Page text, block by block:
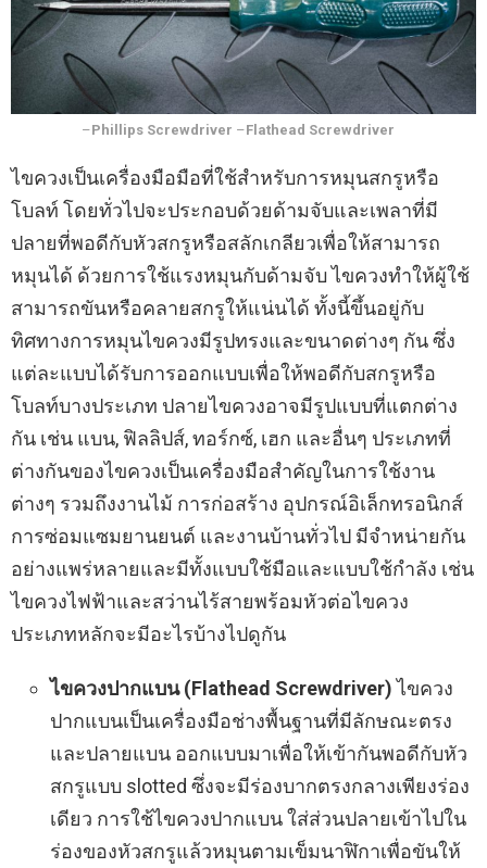
–Phillips Screwdriver –Flathead Screwdriver
ไขควงเป็นเครื่องมือมือที่ใช้สำหรับการหมุนสกรูหรือ
โบลท์ โดยทั่วไปจะประกอบด้วยด้ามจับและเพลาที่มี
ปลายที่พอดีกับหัวสกรูหรือสลักเกลียวเพื่อให้สามารถ
หมุนได้ ด้วยการใช้แรงหมุนกับด้ามจับ ไขควงทำให้ผู้ใช้
สามารถขันหรือคลายสกรูให้แน่นได้ ทั้งนี้ขึ้นอยู่กับ
ทิศทางการหมุนไขควงมีรูปทรงและขนาดต่างๆ กัน ซึ่ง
แต่ละแบบได้รับการออกแบบเพื่อให้พอดีกับสกรูหรือ
โบลท์บางประเภท ปลายไขควงอาจมีรูปแบบที่แตกต่าง
กัน เช่น แบน, ฟิลลิปส์, ทอร์กซ์, เฮก และอื่นๆ ประเภทที่
ต่างกันของไขควงเป็นเครื่องมือสำคัญในการใช้งาน
ต่างๆ รวมถึงงานไม้ การก่อสร้าง อุปกรณ์อิเล็กทรอนิกส์
การซ่อมแซมยานยนต์ และงานบ้านทั่วไป มีจำหน่ายกัน
อย่างแพร่หลายและมีทั้งแบบใช้มือและแบบใช้กำลัง เช่น
ไขควงไฟฟ้าและสว่านไร้สายพร้อมหัวต่อไขควง
ประเภทหลักจะมีอะไรบ้างไปดูกัน
ไขควงปากแบน (Flathead Screwdriver)ไขควง
ปากแบนเป็นเครื่องมือช่างพื้นฐานที่มีลักษณะตรง
และปลายแบน ออกแบบมาเพื่อให้เข้ากันพอดีกับหัว
สกรูแบบ slotted ซึ่งจะมีร่องบากตรงกลางเพียงร่อง
เดียว การใช้ไขควงปากแบน ใส่ส่วนปลายเข้าไปใน
ร่องของหัวสกรูแล้วหมุนตามเข็มนาฬิกาเพื่อขันให้